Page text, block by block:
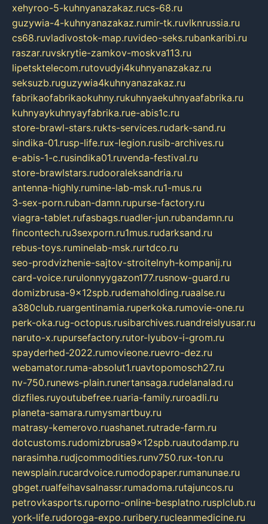
xehyroo-5-kuhnyanazakaz.rucs-68.ru
guzywia-4-kuhnyanazakaz.rumir-tk.ruvlknrussia.ru
cs68.ruvladivostok-map.ruvideo-seks.rubankaribi.ru
raszar.ruvskrytie-zamkov-moskva113.ru
lipetsktelecom.rutovudyi4kuhnyanazakaz.ru
seksuzb.ruguzywia4kuhnyanazakaz.ru
fabrikaofabrikaokuhny.rukuhnyaekuhnyaafabrika.ru
kuhnyaykuhnyayfabrika.rue-abis1c.ru
store-brawl-stars.rukts-services.rudark-sand.ru
sindika-01.rusp-life.rux-legion.rusib-archives.ru
e-abis-1-c.rusindika01.ruvenda-festival.ru
store-brawlstars.rudooraleksandria.ru
antenna-highly.rumine-lab-msk.ru1-mus.ru
3-sex-porn.ruban-damn.rupurse-factory.ru
viagra-tablet.rufasbags.ruadler-jun.rubandamn.ru
fincontech.ru3sexporn.ru1mus.rudarksand.ru
rebus-toys.ruminelab-msk.rurtdco.ru
seo-prodvizhenie-sajtov-stroitelnyh-kompanij.ru
card-voice.rurulonnyygazon177.rusnow-guard.ru
domizbrusa-9x12spb.rudemaholding.ruaalse.ru
a380club.ruargentinamia.ruperkoka.rumovie-one.ru
perk-oka.rug-octopus.rusibarchives.ruandreislyusar.ru
naruto-x.rupursefactory.rutor-lyubov-i-grom.ru
spayderhed-2022.rumovieone.ruevro-dez.ru
webamator.ruma-absolut1.ruavtopomosch27.ru
nv-750.runews-plain.runertansaga.rudelanalad.ru
dizfiles.ruyoutubefree.ruaria-family.ruroadli.ru
planeta-samara.rumysmartbuy.ru
matrasy-kemerovo.ruashanet.rutrade-farm.ru
dotcustoms.rudomizbrusa9x12spb.ruautodamp.ru
narasimha.rudjcommodities.runv750.rux-ton.ru
newsplain.rucardvoice.rumodopaper.rumanunae.ru
gbget.rualfeihavsalnassr.rumadoma.rutajuncos.ru
petrovkasports.ruporno-online-besplatno.rusplclub.ru
york-life.rudoroga-expo.ruribery.rucleanmedicine.ru